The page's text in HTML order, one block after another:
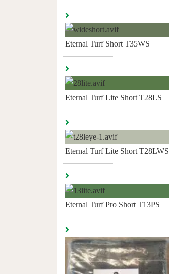
Eternal Turf Short T35WS
Eternal Turf Lite Short T28LS
Eternal Turf Lite Short T28LWS
Eternal Turf Pro Short T13PS